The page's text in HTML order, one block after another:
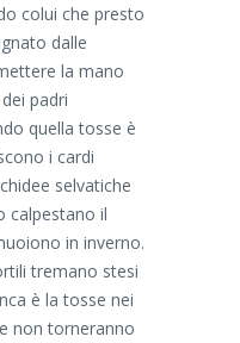
colui che presto
dalle
la mano
padri
quella tosse è
i cardi
selvatiche
calpestano il
in inverno.
tremano stesi
è la tosse nei
non torneranno